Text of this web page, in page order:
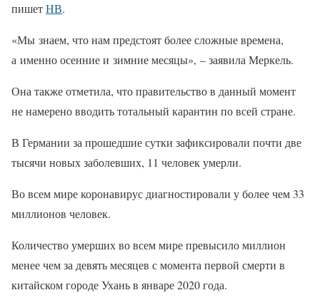
пишетНВ.
«Мы знаем, что нам предстоят более сложные времена,
а именно осенние и зимние месяцы», – заявила Меркель.
Она также отметила, что правительство в данный момент
не намерено вводить тотальный карантин по всей стране.
В Германии за прошедшие сутки зафиксировали почти две
тысячи новых заболевших, 11 человек умерли.
Во всем мире коронавирус диагностировали у более чем 33
миллионов человек.
Количество умерших во всем мире превысило миллион
менее чем за девять месяцев с момента первой смерти в
китайском городе Ухань в январе 2020 года.